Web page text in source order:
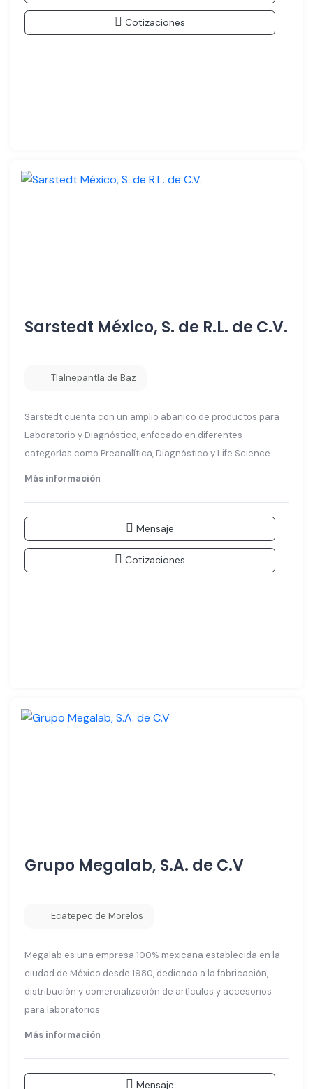
Cotizaciones
Sarstedt México, S. de R.L. de C.V.
Tlalnepantla de Baz
Sarstedt cuenta con un amplio abanico de productos para
Laboratorio y Diagnóstico, enfocado en diferentes
categorías como Preanalítica, Diagnóstico y Life Science
Más información
Mensaje
Cotizaciones
Grupo Megalab, S.A. de C.V
Ecatepec de Morelos
Megalab es una empresa 100% mexicana establecida en la
ciudad de México desde 1980, dedicada a la fabricación,
distribución y comercialización de artículos y accesorios
para laboratorios
Más información
Mensaje